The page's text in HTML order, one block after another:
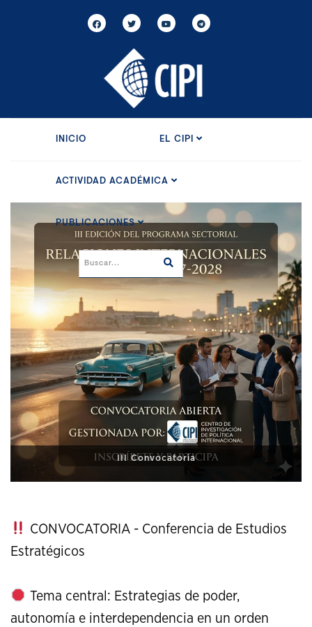
INICIO EL CIPI
ACTIVIDAD ACADÉMICA
PUBLICACIONES
XI Conference on Strategic Studies
CONVOCATORIA - Conferencia de Estudios
Estratégicos
Tema central: Estrategias de poder,
autonomía e interdependencia en un orden